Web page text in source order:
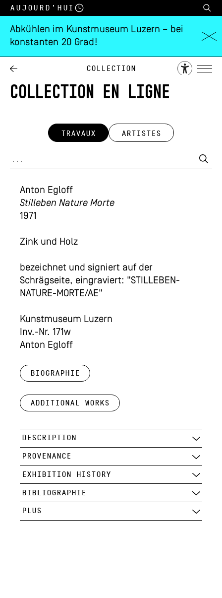
Aujourd’hui
Abkühlen im Kunstmuseum Luzern – bei
konstanten 20 Grad!
Collection
COLLECTION EN LIGNE
TRAVAUX ARTISTES
Anton Egloff
Stilleben Nature Morte
1971
Zink und Holz
bezeichnet und signiert auf der
Schrägseite, eingraviert: "STILLEBEN-
NATURE-MORTE/AE"
Kunstmuseum Luzern
Inv.-Nr. 171w
Anton Egloff
Biographie
Additional works
DESCRIPTION
PROVENANCE
EXHIBITION HISTORY
BIBLIOGRAPHIE
PLUS